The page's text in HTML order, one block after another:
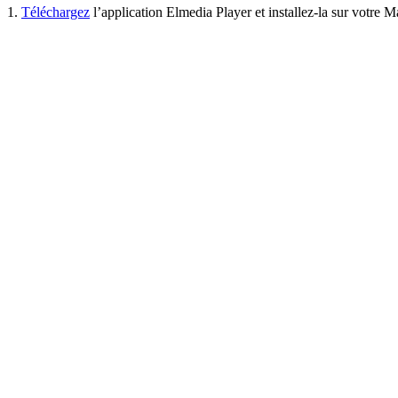
1. Téléchargez l’application Elmedia Player et installez-la sur votre